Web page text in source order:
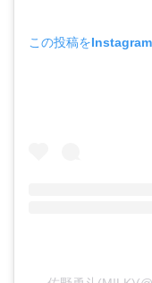
この投稿を